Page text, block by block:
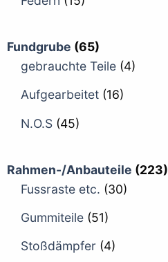
Fundgrube (65)
gebrauchte Teile (4)
Aufgearbeitet (16)
N.O.S (45)
Rahmen-/Anbauteile (223)
Fussraste etc. (30)
Gummiteile (51)
Stoßdämpfer (4)